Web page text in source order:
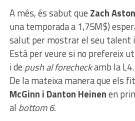
A més, és sabut que Zach
una temporada a 1,75M$)
salut per mostrar el seu talent
Està per veure si no prefereix
i de push al forecheckamb la L4.
De la mateixa manera que els
McGinn i Danton Heinenen
al bottom 6.